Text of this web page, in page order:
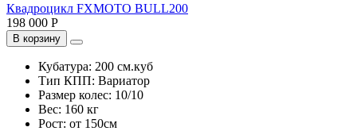
Квадроцикл FXMOTO BULL200
198 000 Р
В корзину
Кубатура: 200 см.куб
Тип КПП: Вариатор
Размер колес: 10/10
Вес: 160 кг
Рост: от 150см